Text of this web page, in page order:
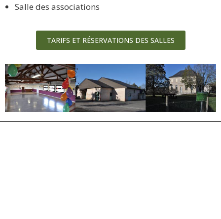
Salle des associations
TARIFS ET RÉSERVATIONS DES SALLES